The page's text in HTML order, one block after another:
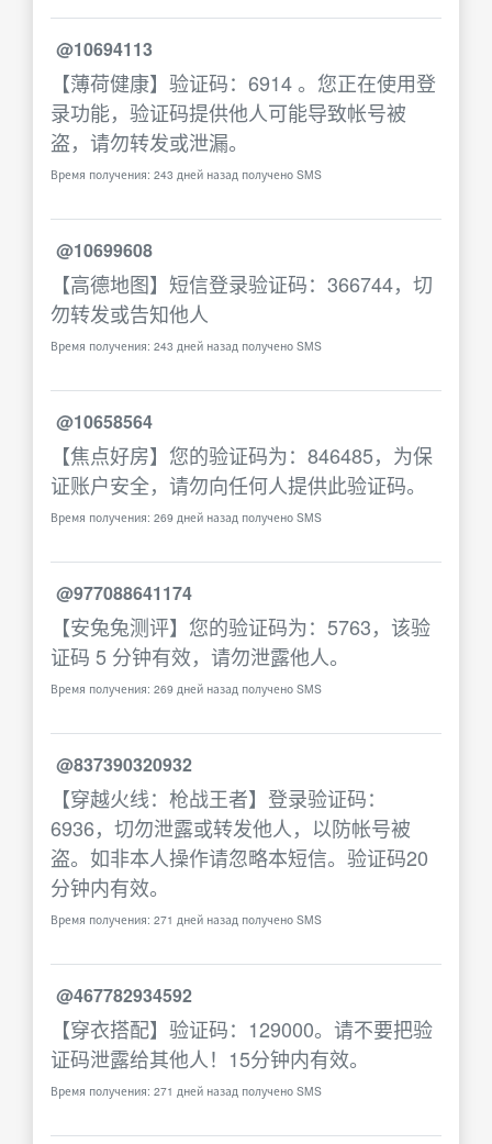
@10694113
【薄荷健康】验证码：6914 。您正在使用登
录功能，验证码提供他人可能导致帐号被
盗，请勿转发或泄漏。
Время получения: 243 дней назад получено SMS
@10699608
【高德地图】短信登录验证码：366744，切
勿转发或告知他人
Время получения: 243 дней назад получено SMS
@10658564
【焦点好房】您的验证码为：846485，为保
证账户安全，请勿向任何人提供此验证码。
Время получения: 269 дней назад получено SMS
@977088641174
【安兔兔测评】您的验证码为：5763，该验
证码 5 分钟有效，请勿泄露他人。
Время получения: 269 дней назад получено SMS
@837390320932
【穿越火线：枪战王者】登录验证码：
6936，切勿泄露或转发他人，以防帐号被
盗。如非本人操作请忽略本短信。验证码20
分钟内有效。
Время получения: 271 дней назад получено SMS
@467782934592
【穿衣搭配】验证码：129000。请不要把验
证码泄露给其他人！15分钟内有效。
Время получения: 271 дней назад получено SMS